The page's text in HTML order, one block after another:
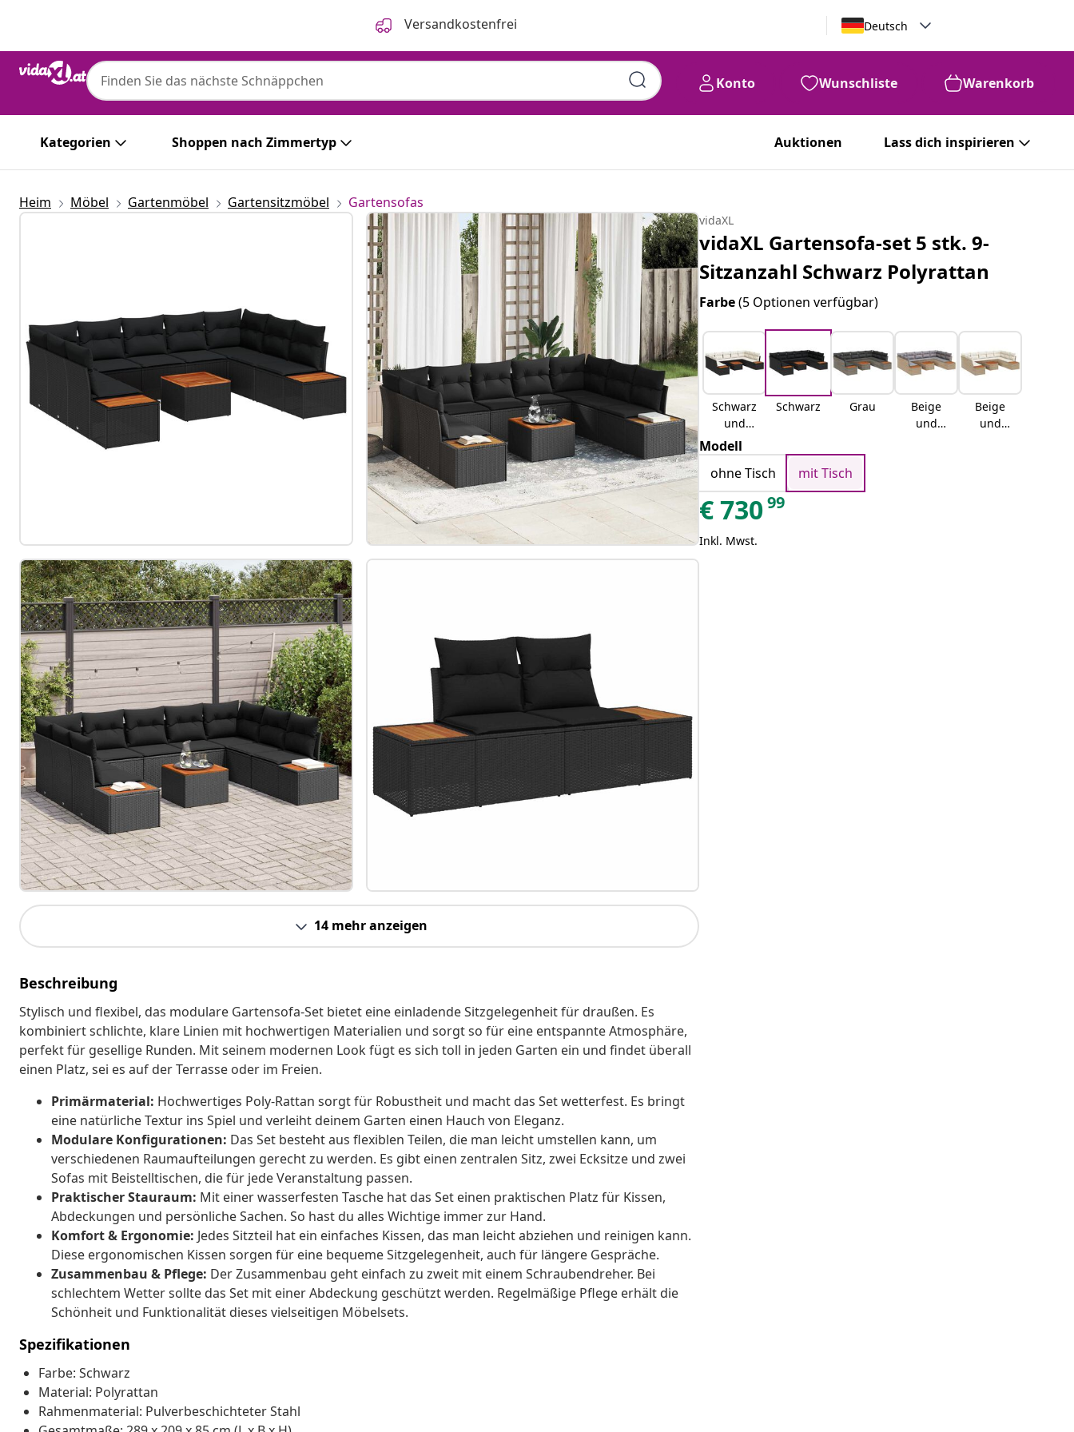
Versandkostenfrei Deutsch
Konto Wunschliste Warenkorb
Kategorien Shoppen nach Zimmertyp Auktionen Lass dich inspirieren
Heim Möbel Gartenmöbel Gartensitzmöbel Gartensofas
14 mehr anzeigen
Beschreibung
Stylisch und flexibel, das modulare Gartensofa-Set bietet eine einladende Sitzgelegenheit für draußen. Es
kombiniert schlichte, klare Linien mit hochwertigen Materialien und sorgt so für eine entspannte Atmosphäre,
perfekt für gesellige Runden. Mit seinem modernen Look fügt es sich toll in jeden Garten ein und findet überall
einen Platz, sei es auf der Terrasse oder im Freien.
Primärmaterial: Hochwertiges Poly-Rattan sorgt für Robustheit und macht das Set wetterfest. Es bringt
eine natürliche Textur ins Spiel und verleiht deinem Garten einen Hauch von Eleganz.
Modulare Konfigurationen: Das Set besteht aus flexiblen Teilen, die man leicht umstellen kann, um
verschiedenen Raumaufteilungen gerecht zu werden. Es gibt einen zentralen Sitz, zwei Ecksitze und zwei
Sofas mit Beistelltischen, die für jede Veranstaltung passen.
Praktischer Stauraum: Mit einer wasserfesten Tasche hat das Set einen praktischen Platz für Kissen,
Abdeckungen und persönliche Sachen. So hast du alles Wichtige immer zur Hand.
Komfort & Ergonomie: Jedes Sitzteil hat ein einfaches Kissen, das man leicht abziehen und reinigen kann.
Diese ergonomischen Kissen sorgen für eine bequeme Sitzgelegenheit, auch für längere Gespräche.
Zusammenbau & Pflege: Der Zusammenbau geht einfach zu zweit mit einem Schraubendreher. Bei
schlechtem Wetter sollte das Set mit einer Abdeckung geschützt werden. Regelmäßige Pflege erhält die
Schönheit und Funktionalität dieses vielseitigen Möbelsets.
Spezifikationen
Farbe: Schwarz
Material: Polyrattan
Rahmenmaterial: Pulverbeschichteter Stahl
vidaXL
vidaXL Gartensofa-set 5 stk. 9-
Sitzanzahl Schwarz Polyrattan
Farbe(5 Optionen verfügbar)
Schwarz
und
Weiß
Schwarz Grau
Beige
und
Beige
und
Modell
ohne Tisch
mit Tisch
€73099
Inkl. Mwst.